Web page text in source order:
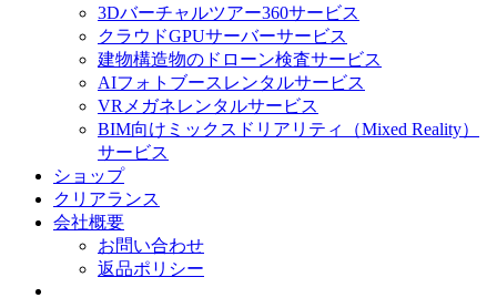
3Dバーチャルツアー360サービス
クラウドGPUサーバーサービス
建物構造物のドローン検査サービス
AIフォトブースレンタルサービス
VRメガネレンタルサービス
BIM向けミックスドリアリティ（Mixed Reality）
サービス
ショップ
クリアランス
会社概要
お問い合わせ
返品ポリシー